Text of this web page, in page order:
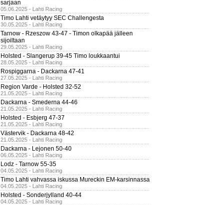
sarjaan
05.06.2025 - Lahti Racing
Timo Lahti vetäytyy SEC Challengesta
30.05.2025 - Lahti Racing
Tarnow - Rzeszow 43-47 - Timon olkapää jälleen
sijoiltaan
29.05.2025 - Lahti Racing
Holsted - Slangerup 39-45 Timo loukkaantui
28.05.2025 - Lahti Racing
Rospiggarna - Dackarna 47-41
27.05.2025 - Lahti Racing
Region Varde - Holsted 32-52
21.05.2025 - Lahti Racing
Dackarna - Smederna 44-46
21.05.2025 - Lahti Racing
Holsted - Esbjerg 47-37
21.05.2025 - Lahti Racing
Västervik - Dackarna 48-42
21.05.2025 - Lahti Racing
Dackarna - Lejonen 50-40
06.05.2025 - Lahti Racing
Lodz - Tarnow 55-35
04.05.2025 - Lahti Racing
Timo Lahti vahvassa iskussa Mureckin EM-karsinnassa
04.05.2025 - Lahti Racing
Holsted - Sonderjylland 40-44
04.05.2025 - Lahti Racing